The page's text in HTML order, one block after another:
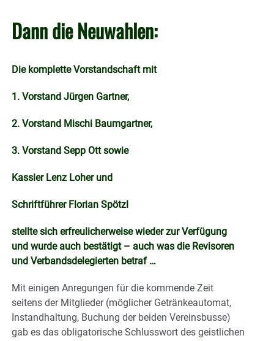
Dann die Neuwahlen:
Die komplette Vorstandschaft mit
1. Vorstand Jürgen Gartner,
2. Vorstand Mischi Baumgartner,
3. Vorstand Sepp Ott sowie
Kassier Lenz Loher und
Schriftführer Florian Spötzl
stellte sich erfreulicherweise wieder zur Verfügung
und wurde auch bestätigt – auch was die Revisoren
und Verbandsdelegierten betraf …
Mit einigen Anregungen für die kommende Zeit
seitens der Mitglieder (möglicher Getränkeautomat,
Instandhaltung, Buchung der beiden Vereinsbusse)
gab es das obligatorische Schlusswort des geistlichen